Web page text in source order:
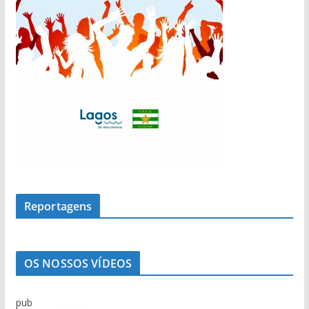
Reportagens
OS NOSSOS VÍDEOS
pub